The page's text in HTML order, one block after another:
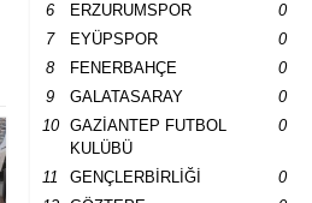
6
ERZURUMSPOR 0
7
EYÜPSPOR 0
8
FENERBAHÇE 0
9
GALATASARAY 0
10
GAZİANTEP FUTBOL
KULÜBÜ
0
11 GENÇLERBİRLİĞİ 0